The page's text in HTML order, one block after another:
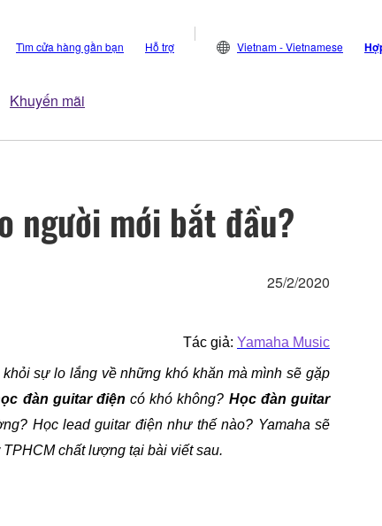
Khuyến mãi
Tìm cửa hàng gần bạn Hỗ trợ Vietnam - Vietnamese
người mới bắt đầu?
25/2/2020
Tác giả: Yamaha Music
sự lo lắng về những khó khăn mà mình sẽ gặp
đàn guitar điện có khó không? Học đàn guitar
Học lead guitar điện như thế nào? Yamaha sẽ
TPHCM chất lượng tại bài viết sau.